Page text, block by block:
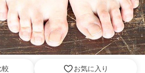
較 お気に入り